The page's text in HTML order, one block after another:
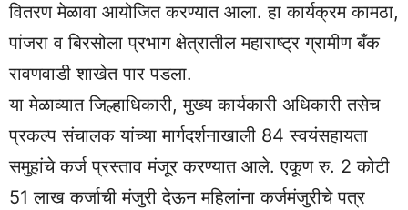
वितरण मेळावा आयोजित करण्यात आला. हा कार्यक्रम कामठा,
पांजरा व बिरसोला प्रभाग क्षेत्रातील महाराष्ट्र ग्रामीण बँक
रावणवाडी शाखेत पार पडला.
या मेळाव्यात जिल्हाधिकारी, मुख्य कार्यकारी अधिकारी तसेच
प्रकल्प संचालक यांच्या मार्गदर्शनाखाली 84 स्वयंसहायता
समुहांचे कर्ज प्रस्ताव मंजूर करण्यात आले. एकूण रु. 2 कोटी
51 लाख कर्जाची मंजुरी देऊन महिलांना कर्जमंजुरीचे पत्र